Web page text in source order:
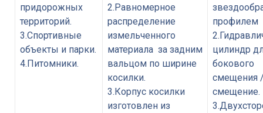
придорожных
территорий.
3.Спортивные
объекты и парки.
4.Питомники.
2.Равномерное
распределение
измельченного
материала за задним
вальцом по ширине
косилки.
3.Корпус косилки
изготовлен из
профилем
цилиндр
бокового
смещения
смещение.